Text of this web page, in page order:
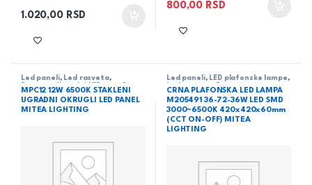
1.020,00 RSD
800,00 RSD
Led paneli, Led rasveta,
MPC12 12W 6500K STAKLENI
UGRADNI OKRUGLI LED PANEL
MITEA LIGHTING
Led paneli, LED plafonske lampe ,
CRNA PLAFONSKA LED LAMPA
M205491 36-72-36W LED SMD
3000~6500K 420x420x60mm
(CCT ON-OFF) MITEA
LIGHTING